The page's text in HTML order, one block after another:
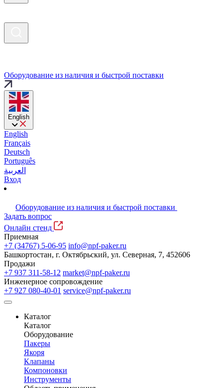
Оборудование из наличия и быстрой поставки
English
English
Français
Deutsch
Português
العربية
Вход
Оборудование из наличия и быстрой поставки
Задать вопрос
Онлайн стенд
Приемная
+7 (34767) 5-06-95 info@npf-paker.ru
Башкортостан, г. Октябрьский, ул. Северная, 7, 452606
Продажи
+7 937 311-58-12 market@npf-paker.ru
Инженерное сопровождение
+7 927 080-40-01 service@npf-paker.ru
Каталог
Каталог
Оборудование
Пакеры
Якоря
Клапаны
Компоновки
Инструменты